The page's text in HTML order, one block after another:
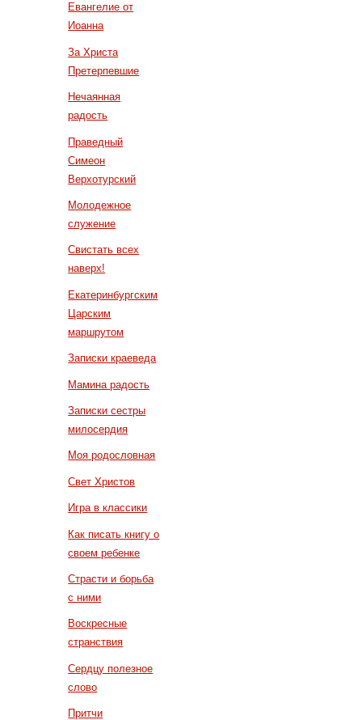
Евангелие от
Иоанна
За Христа
Претерпевшие
Нечаянная
радость
Праведный
Симеон
Верхотурский
Молодежное
служение
Свистать всех
наверх!
Екатеринбургским
Царским
маршрутом
Записки краеведа
Мамина радость
Записки сестры
милосердия
Моя родословная
Свет Христов
Игра в классики
Как писать книгу о
своем ребенке
Страсти и борьба
с ними
Воскресные
странствия
Сердцу полезное
слово
Притчи